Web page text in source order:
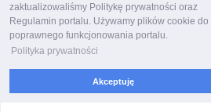
zaktualizowaliśmy Politykę prywatności oraz
Regulamin portalu. Używamy plików cookie do
poprawnego funkcjonowania portalu.
Polityka prywatności
Akceptuję
Wybory 2020.
procent obwodów
W niedzielę 12
wyborów